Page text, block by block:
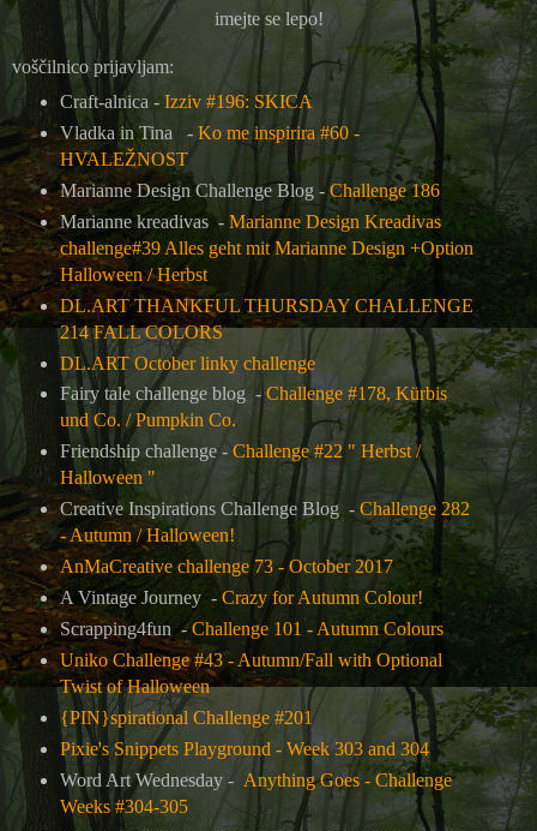
imejte se lepo!
voščilnico prijavljam:
Craft-alnica - Izziv #196: SKICA
Vladka in Tina
- Ko me inspirira #60 -
HVALEŽNOST
Marianne Design Challenge Blog -Challenge 186
Marianne kreadivas - Marianne Design Kreadivas
challenge#39 Alles geht mit Marianne Design +Option
Halloween / Herbst
DL.ART THANKFUL THURSDAY CHALLENGE
214 FALL COLORS
DL.ART October linky challenge
Fairy tale challenge blog -Challenge #178, Kürbis
und Co. / Pumpkin Co.
Friendship challenge - Challenge #22 " Herbst /
Halloween "
Creative Inspirations Challenge Blog - Challenge 282
- Autumn / Halloween!
AnMaCreative challenge 73 - October 2017
A Vintage Journey - Crazy for Autumn Colour!
Scrapping4fun -Challenge 101 - Autumn Colours
Uniko Challenge #43 - Autumn/Fall with Optional
Twist of Halloween
{PIN}spirational Challenge #201
Pixie's Snippets Playground - Week 303 and 304
Word Art Wednesday - Anything Goes - Challenge
Weeks #304-305